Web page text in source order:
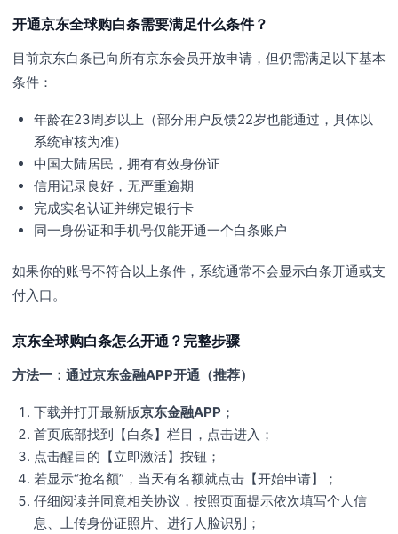
开通京东全球购白条需要满足什么条件？
目前京东白条已向所有京东会员开放申请，但仍需满足以下基本
条件：
年龄在23周岁以上（部分用户反馈22岁也能通过，具体以
系统审核为准）
中国大陆居民，拥有有效身份证
信用记录良好，无严重逾期
完成实名认证并绑定银行卡
同一身份证和手机号仅能开通一个白条账户
如果你的账号不符合以上条件，系统通常不会显示白条开通或支
付入口。
京东全球购白条怎么开通？完整步骤
方法一：通过京东金融APP开通（推荐）
下载并打开最新版京东金融APP ；
首页底部找到【白条】栏目，点击进入；
点击醒目的【立即激活】按钮；
若显示“抢名额”，当天有名额就点击【开始申请】；
仔细阅读并同意相关协议，按照页面提示依次填写个人信
息、上传身份证照片、进行人脸识别；